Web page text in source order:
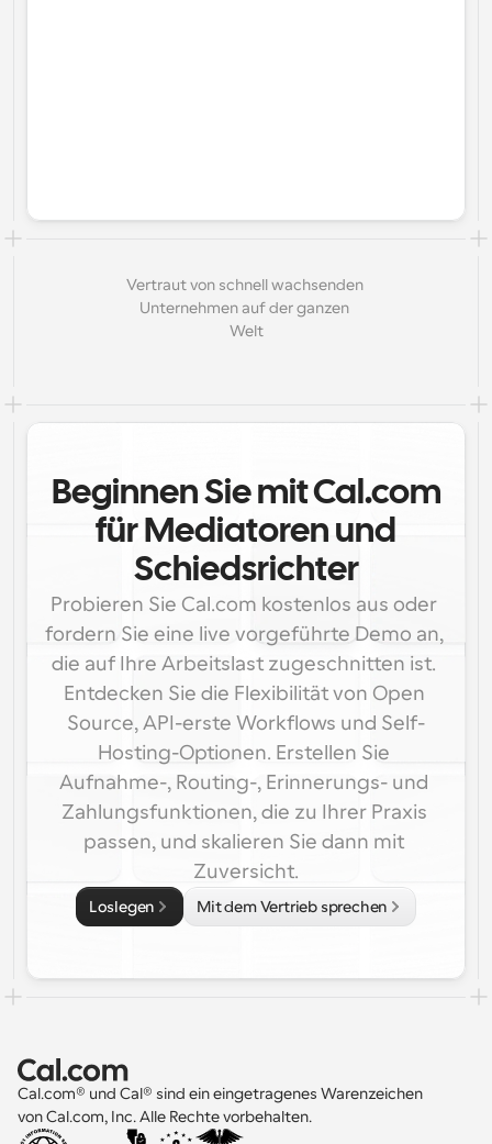
Vertraut von schnell wachsenden
Unternehmen auf der ganzen
Welt
Beginnen Sie mit Cal.com
für Mediatoren und
Schiedsrichter
Probieren Sie Cal.com kostenlos aus oder
fordern Sie eine live vorgeführte Demo an,
die auf Ihre Arbeitslast zugeschnitten ist.
Entdecken Sie die Flexibilität von Open
Source, API-erste Workflows und Self-
Hosting-Optionen. Erstellen Sie
Aufnahme-, Routing-, Erinnerungs- und
Zahlungsfunktionen, die zu Ihrer Praxis
passen, und skalieren Sie dann mit
Zuversicht.
Loslegen Mit dem Vertrieb sprechen
Cal.com® und Cal® sind ein eingetragenes Warenzeichen
von Cal.com, Inc. Alle Rechte vorbehalten.